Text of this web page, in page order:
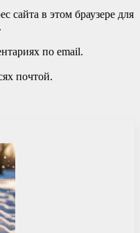
сайта в этом браузере для
по email.
почтой.